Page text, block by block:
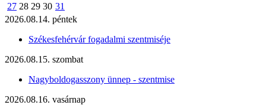
27 28 29 30 31
2026.08.14. péntek
Székesfehérvár fogadalmi szentmiséje
2026.08.15. szombat
Nagyboldogasszony ünnep - szentmise
2026.08.16. vasárnap